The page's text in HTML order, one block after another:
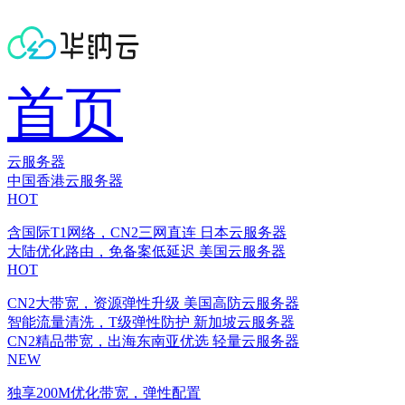
首页
云服务器
中国香港云服务器
HOT
含国际T1网络，CN2三网直连 日本云服务器
大陆优化路由，免备案低延迟 美国云服务器
HOT
CN2大带宽，资源弹性升级 美国高防云服务器
智能流量清洗，T级弹性防护 新加坡云服务器
CN2精品带宽，出海东南亚优选 轻量云服务器
NEW
独享200M优化带宽，弹性配置